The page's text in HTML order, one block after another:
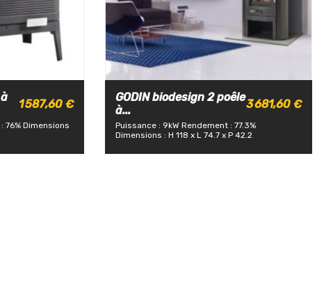
1 587,60 €
76% Dimensions
GODIN biodesign 2 poêle
à...
3 681,60 €
Puissance : 9kW Rendement : 77.3%
Dimensions : H 118 x L 74.7 x P 42.2